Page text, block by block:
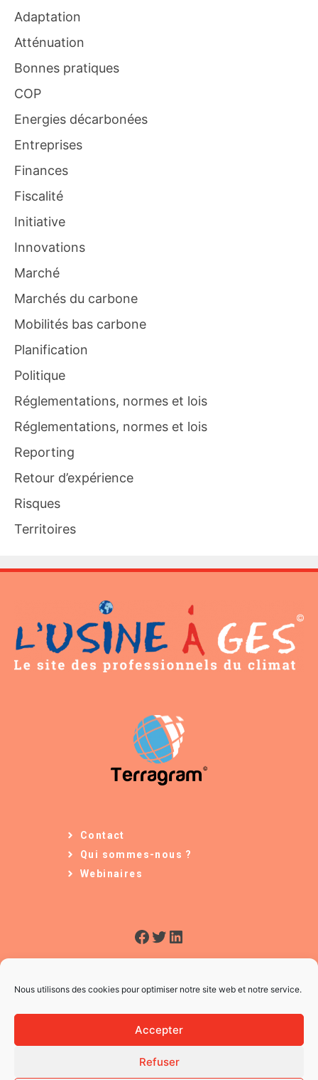
Nous utilisons des cookies pour optimiser notre site web et notre service.
Accepter
Refuser
Adaptation
Atténuation
Bonnes pratiques
COP
Energies décarbonées
Entreprises
Finances
Fiscalité
Initiative
Innovations
Marché
Marchés du carbone
Mobilités bas carbone
Planification
Politique
Réglementations, normes et lois
Réglementations, normes et lois
Reporting
Retour d’expérience
Risques
Territoires
Contact
Qui sommes-nous ?
Webinaires
Facebook
Twitter
LinkedIn
© 2026 L'Usine à Ges